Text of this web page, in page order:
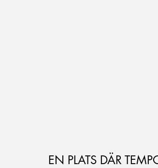
EN PLATS DÄR